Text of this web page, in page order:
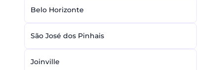
Belo Horizonte
São José dos Pinhais
Joinville